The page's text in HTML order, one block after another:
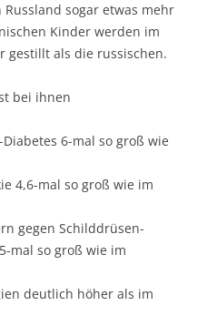
sogar etwas mehr
Kinder werden im
gestillt als die russischen.
bei ihnen
6-mal so groß wie
4,6-mal so groß wie im
gegen Schilddrüsen-
mal so groß wie im
deutlich höher als im